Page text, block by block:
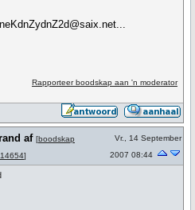
Rapporteer boodskap aan 'n moderator
af [boodskap
]
Vr., 14 September
2007 08:44